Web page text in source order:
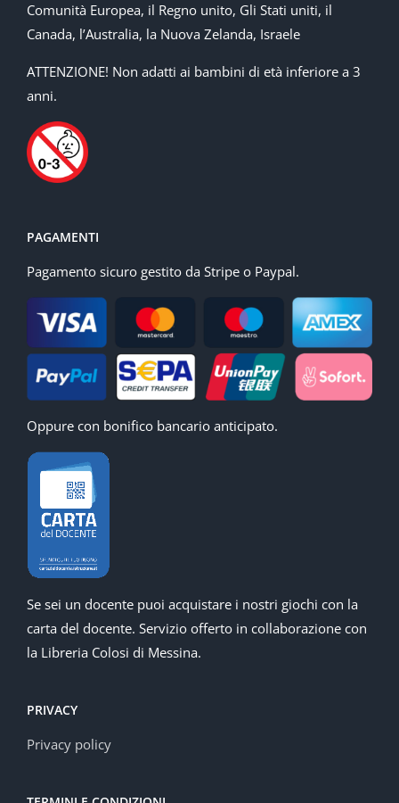
Comunità Europea, il Regno unito, Gli Stati uniti, il
Canada, l’Australia, la Nuova Zelanda, Israele
ATTENZIONE! Non adatti ai bambini di età inferiore a 3
anni.
PAGAMENTI
Pagamento sicuro gestito da Stripe o Paypal.
Oppure con bonifico bancario anticipato.
Se sei un docente puoi acquistare i nostri giochi con la
carta del docente. Servizio offerto in collaborazione con
la Libreria Colosi di Messina.
PRIVACY
Privacy policy